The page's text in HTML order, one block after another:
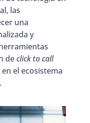
las
una
y
declick to call
el ecosistema